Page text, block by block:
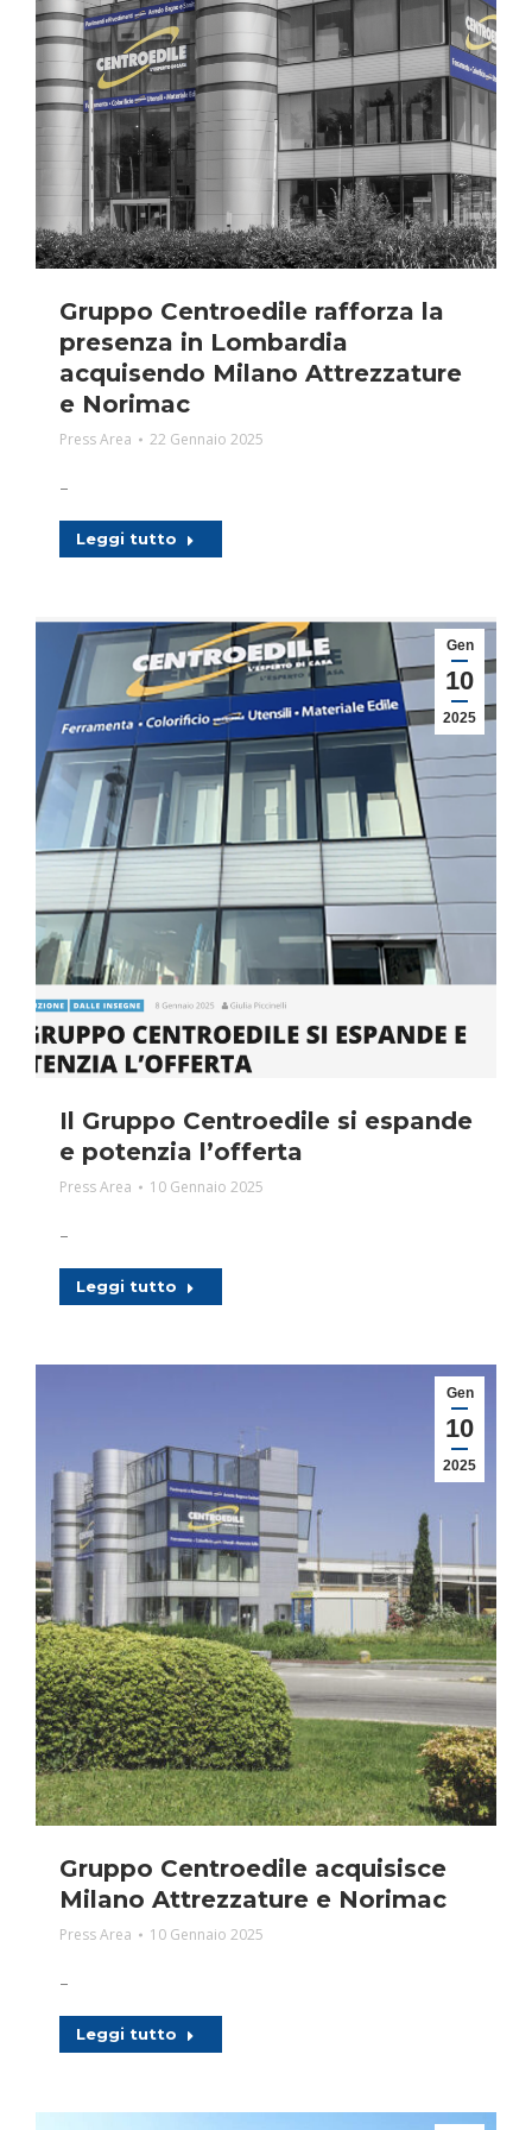
Gruppo Centroedile rafforza la
presenza in Lombardia
acquisendo Milano Attrezzature
e Norimac
Press Area 22 Gennaio 2025
–
Leggi tutto
Gen
10
2025
Il Gruppo Centroedile si espande
e potenzia l’offerta
Press Area 10 Gennaio 2025
–
Leggi tutto
Gen
10
2025
Gruppo Centroedile acquisisce
Milano Attrezzature e Norimac
Press Area 10 Gennaio 2025
–
Leggi tutto